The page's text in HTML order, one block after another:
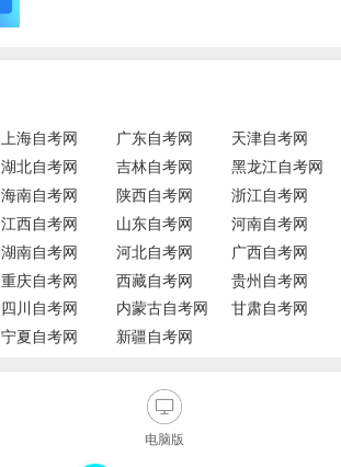
上海自考网 广东自考网
天津自考网
湖北自考网 吉林自考网
黑龙江自考网
海南自考网 陕西自考网
浙江自考网
江西自考网 山东自考网
河南自考网
湖南自考网 河北自考网
广西自考网
重庆自考网 西藏自考网
贵州自考网
四川自考网 内蒙古自考网
甘肃自考网
宁夏自考网 新疆自考网
电脑版